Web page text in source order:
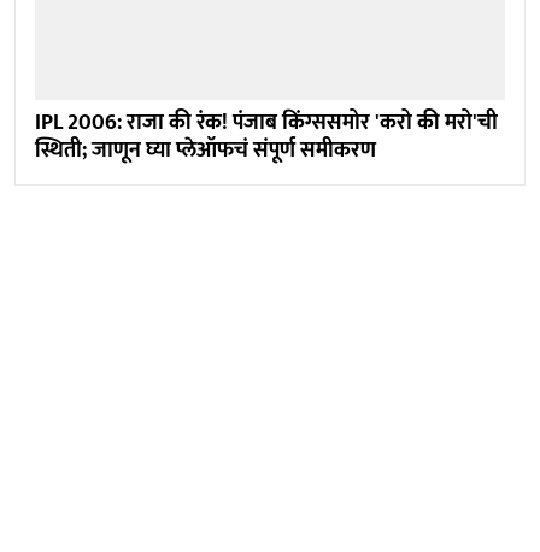
IPL 2006: राजा की रंक! पंजाब किंग्ससमोर 'करो की मरो'ची
स्थिती; जाणून घ्या प्लेऑफचं संपूर्ण समीकरण